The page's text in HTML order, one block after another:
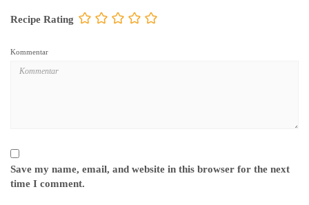
Recipe Rating
Kommentar
Save my name, email, and website in this browser for the next
time I comment.